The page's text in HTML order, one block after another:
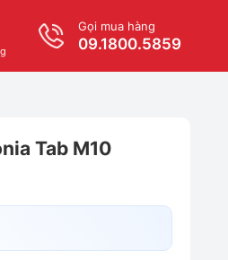
Gọi mua hàng
09.1800.5859
Tab M10